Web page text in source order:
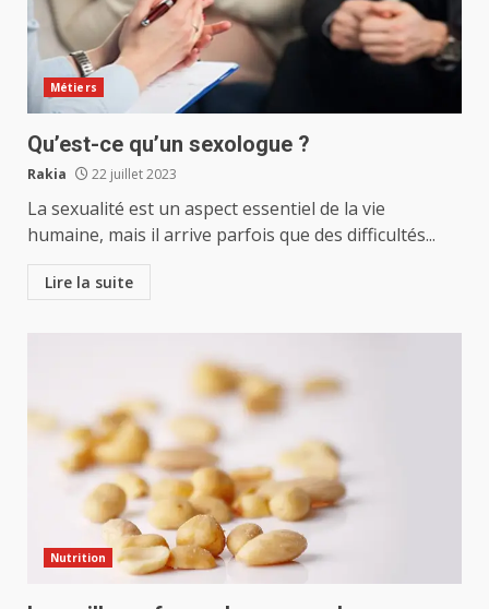
Métiers
Qu’est-ce qu’un sexologue ?
Rakia 22 juillet 2023
La sexualité est un aspect essentiel de la vie
humaine, mais il arrive parfois que des difficultés...
Lire la suite
Nutrition